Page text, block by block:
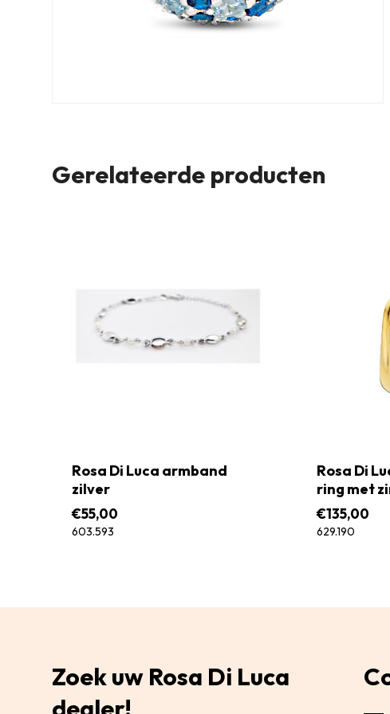
Gerelateerde producten
Rosa Di Luca armband
zilver
€55,00
603.593
Rosa Di
ring met
€135,00
629.190
Zoek uw Rosa Di Luca